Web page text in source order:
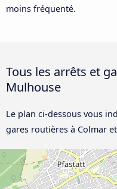
moins fréquenté.
Tous les arrêts et
Mulhouse
Le plan ci-dessous vous
gares routières à Colmar